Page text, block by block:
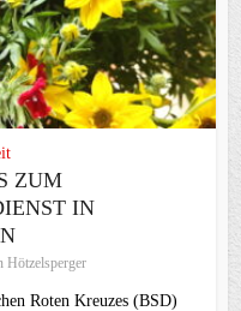
ZUM
IN
Hötzelsperger
Roten Kreuzes (BSD)